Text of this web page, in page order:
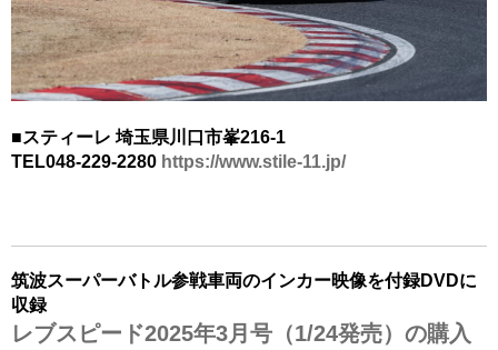
■スティーレ 埼玉県川口市峯216-1
TEL048-229-2280 https://www.stile-11.jp/
筑波スーパーバトル参戦車両のインカー映像を付録DVDに
収録
レブスピード2025年3月号（1/24発売）の購入